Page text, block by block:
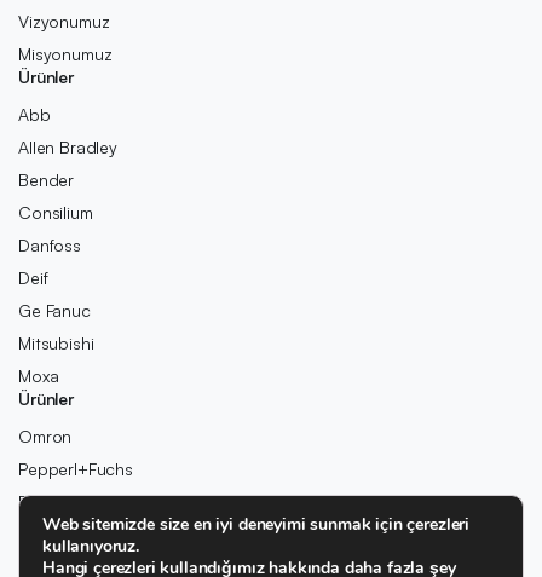
Vizyonumuz
Misyonumuz
Ürünler
Abb
Allen Bradley
Bender
Consilium
Danfoss
Deif
Ge Fanuc
Mitsubishi
Moxa
Ürünler
Omron
Pepperl+Fuchs
Pilz
Rexroth
Rolls-Royce
Web sitemizde size en iyi deneyimi sunmak için çerezleri
kullanıyoruz.
Hangi çerezleri kullandığımız hakkında daha fazla şey